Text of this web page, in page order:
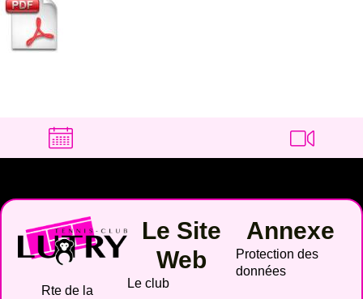
Rte de la
Le Site
Web
Le club
Annexe
Protection des
données